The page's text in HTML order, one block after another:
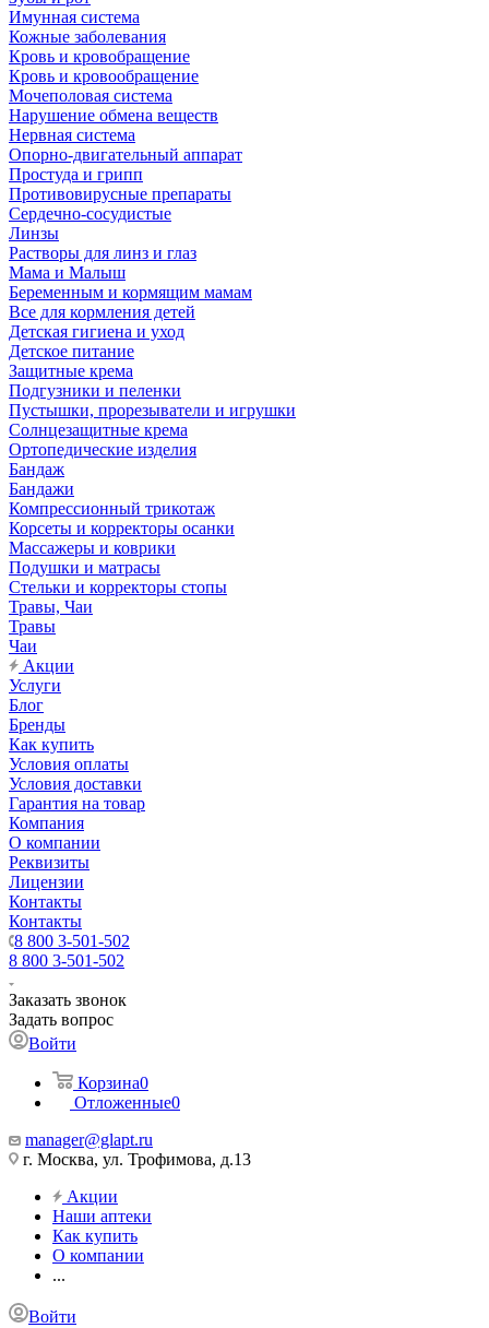
Имунная система
Кожные заболевания
Кровь и кровобращение
Кровь и кровообращение
Мочеполовая система
Нарушение обмена веществ
Нервная система
Опорно-двигательный аппарат
Простуда и грипп
Противовирусные препараты
Сердечно-сосудистые
Линзы
Растворы для линз и глаз
Мама и Малыш
Беременным и кормящим мамам
Все для кормления детей
Детская гигиена и уход
Детское питание
Защитные крема
Подгузники и пеленки
Пустышки, прорезыватели и игрушки
Солнцезащитные крема
Ортопедические изделия
Бандаж
Бандажи
Компрессионный трикотаж
Корсеты и корректоры осанки
Массажеры и коврики
Подушки и матрасы
Стельки и корректоры стопы
Травы, Чаи
Травы
Чаи
Акции
Услуги
Блог
Бренды
Как купить
Условия оплаты
Условия доставки
Гарантия на товар
Компания
О компании
Реквизиты
Лицензии
Контакты
Контакты
8 800 3-501-502
8 800 3-501-502
Заказать звонок
Задать вопрос
Войти
Корзина0
Отложенные0
manager@glapt.ru
г. Москва, ул. Трофимова, д.13
Акции
Наши аптеки
Как купить
О компании
...
Войти